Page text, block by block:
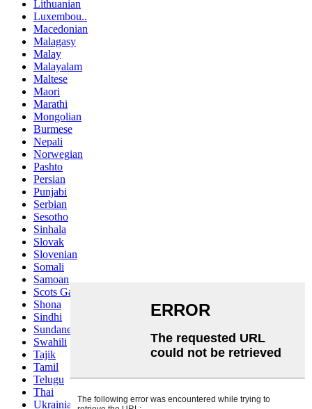
Lithuanian
Luxembou..
Macedonian
Malagasy
Malay
Malayalam
Maltese
Maori
Marathi
Mongolian
Burmese
Nepali
Norwegian
Pashto
Persian
Punjabi
Serbian
Sesotho
Sinhala
Slovak
Slovenian
Somali
Samoan
Scots Gaelic
Shona
Sindhi
Sundanese
Swahili
Tajik
Tamil
Telugu
Thai
Ukrainian